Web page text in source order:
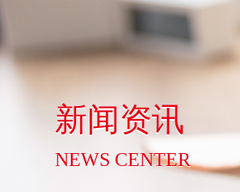
新闻资讯
NEWS CENTER